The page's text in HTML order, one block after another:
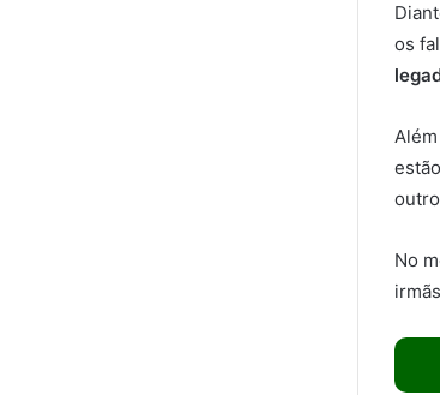
os
No